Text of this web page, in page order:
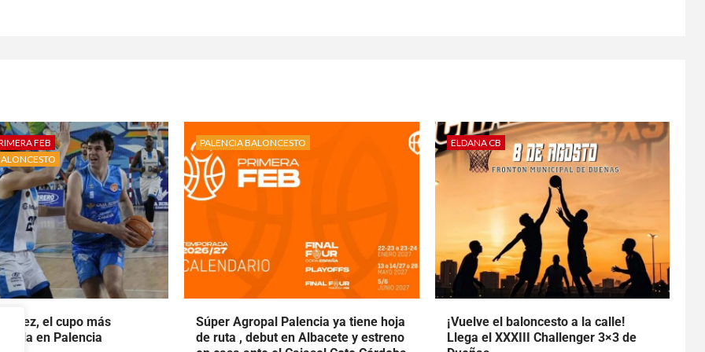
FEB
el cupo más
en Palencia
PALENCIA BALONCESTO
Súper Agropal Palencia ya tiene hoja
de ruta , debut en Albacete y estreno
ELDANA CB
¡Vuelve el baloncesto a la calle!
Llega el XXXIII Challenger 3×3 de